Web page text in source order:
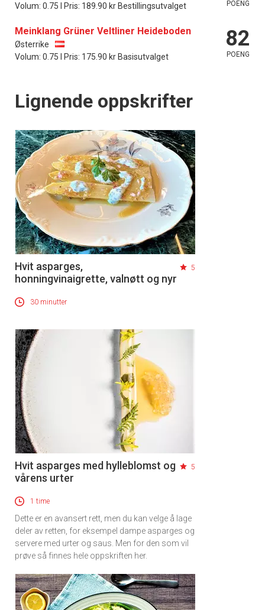
Volum: 0.75 l Pris: 189.90 kr Bestillingsutvalget POENG
Meinklang Grüner Veltliner Heideboden
Østerrike
Volum: 0.75 l Pris: 175.90 kr Basisutvalget
82
POENG
Lignende oppskrifter
Hvit asparges,
honningvinaigrette, valnøtt og nyr
5
30 minutter
Hvit asparges med hylleblomst og
vårens urter
5
1 time
Dette er en avansert rett, men du kan velge å lage
deler av retten, for eksempel dampe asparges og
servere med urter og saus. Men for den som vil
prøve så finnes hele oppskriften her.